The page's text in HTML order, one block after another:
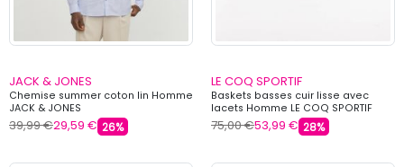
JACK & JONES
Chemise summer coton lin Homme
JACK & JONES
39,99 €29,59 € 26%
LE COQ SPORTIF
Baskets basses cuir lisse avec
lacets Homme LE COQ SPORTIF
75,00 €53,99 € 28%